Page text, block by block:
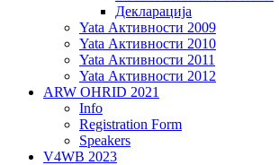
Декларација
Yata Активности 2009
Yata Активности 2010
Yata Активности 2011
Yata Активности 2012
ARW OHRID 2021
Info
Registration Form
Speakers
V4WB 2023